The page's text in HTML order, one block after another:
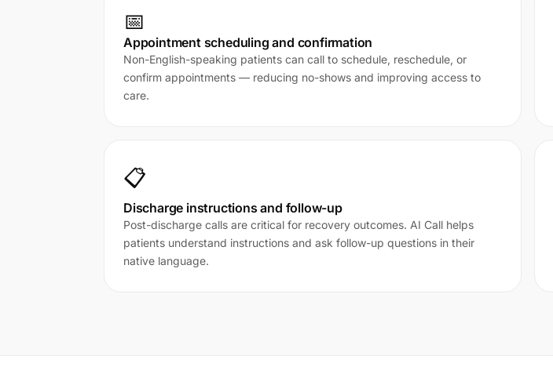
📅
Appointment scheduling and confirmation
Non-English-speaking patients can call to schedule, reschedule, or
confirm appointments — reducing no-shows and improving access to
care.
📋
Discharge instructions and follow-up
Post-discharge calls are critical for recovery outcomes. AI Call helps
patients understand instructions and ask follow-up questions in their
native language.